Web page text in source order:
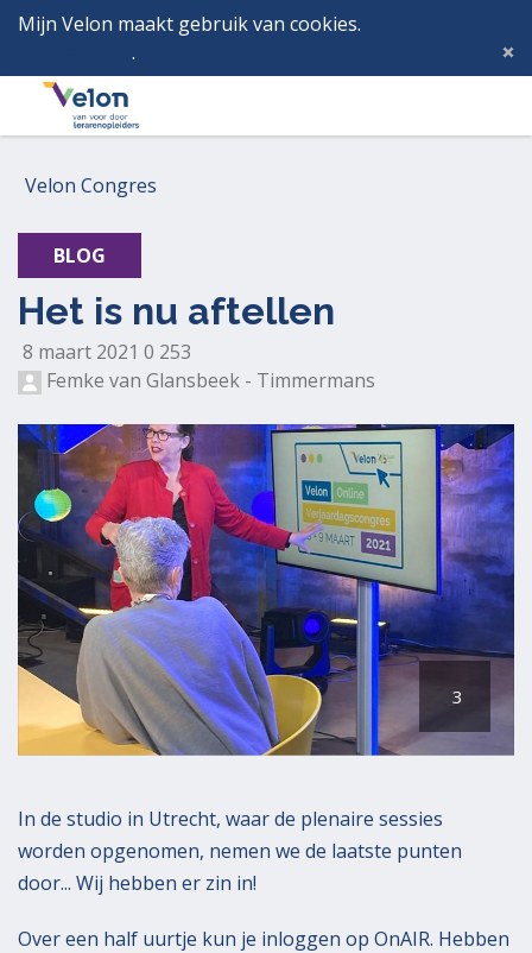
Mijn Velon maakt gebruik van cookies.
.
Menu
Velon Congres
BLOG
Het is nu aftellen
8 maart 2021 G
e
l
a
t
s
t
o
p
8
m
a
a
0
2
0 G
e
n
r
e
a
c
t
i
e
s
253
5
k
e
r
b
e
k
e
k
e
n
Femke van Glansbeek - Timmermans
3
In de studio in Utrecht, waar de plenaire sessies
worden opgenomen, nemen we de laatste punten
door... Wij hebben er zin in!
Over een half uurtje kun je inloggen op OnAIR. Hebben